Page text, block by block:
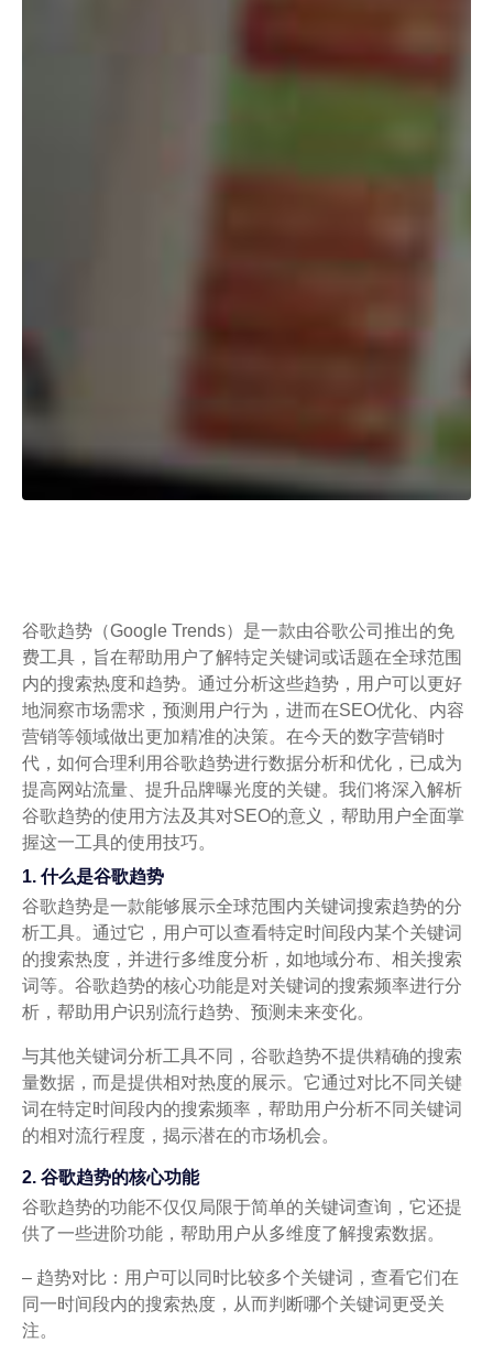
谷歌趋势（Google Trends）是一款由谷歌公司推出的免
费工具，旨在帮助用户了解特定关键词或话题在全球范围
内的搜索热度和趋势。通过分析这些趋势，用户可以更好
地洞察市场需求，预测用户行为，进而在SEO优化、内容
营销等领域做出更加精准的决策。在今天的数字营销时
代，如何合理利用谷歌趋势进行数据分析和优化，已成为
提高网站流量、提升品牌曝光度的关键。我们将深入解析
谷歌趋势的使用方法及其对SEO的意义，帮助用户全面掌
握这一工具的使用技巧。
1. 什么是谷歌趋势
谷歌趋势是一款能够展示全球范围内关键词搜索趋势的分
析工具。通过它，用户可以查看特定时间段内某个关键词
的搜索热度，并进行多维度分析，如地域分布、相关搜索
词等。谷歌趋势的核心功能是对关键词的搜索频率进行分
析，帮助用户识别流行趋势、预测未来变化。
与其他关键词分析工具不同，谷歌趋势不提供精确的搜索
量数据，而是提供相对热度的展示。它通过对比不同关键
词在特定时间段内的搜索频率，帮助用户分析不同关键词
的相对流行程度，揭示潜在的市场机会。
2. 谷歌趋势的核心功能
谷歌趋势的功能不仅仅局限于简单的关键词查询，它还提
供了一些进阶功能，帮助用户从多维度了解搜索数据。
– 趋势对比：用户可以同时比较多个关键词，查看它们在
同一时间段内的搜索热度，从而判断哪个关键词更受关
注。